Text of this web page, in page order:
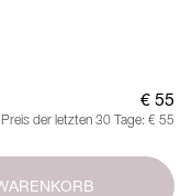
€ 55
der letzten 30 Tage: € 55